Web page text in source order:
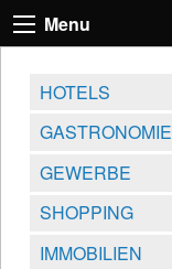
Menu
HOTELS
GASTRONOMIE
GEWERBE
SHOPPING
IMMOBILIEN